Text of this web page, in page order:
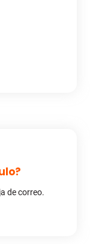
de correo.